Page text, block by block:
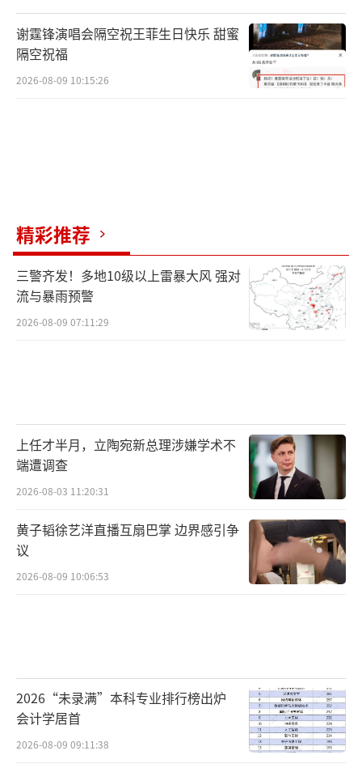
在距今5800年进入古国文明阶段，是与中原地
区、东北地区在内的多种文化相融合、碰撞，
不断演进发展而形成的，是中华文明起源研究
（总台央视记者田云华郎清哲）（责任编辑：
路子康 CN078）
谢霆锋演唱会隔空祝王菲生日快乐 甜蜜
隔空祝福
2026-08-09 10:15:26
精彩推荐
三警齐发！多地10级以上雷暴大风 强对
流与暴雨预警
2026-08-09 07:11:29
上任才半月，立陶宛新总理涉嫌学术不
端遭调查
2026-08-03 11:20:31
黄子韬徐艺洋直播互扇巴掌 边界感引争
议
2026-08-09 10:06:53
2026“未录满”本科专业排行榜出炉
会计学居首
2026-08-09 09:11:38